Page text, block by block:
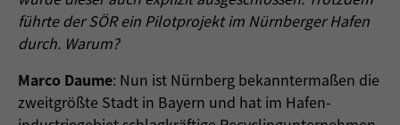
führte der SÖR ein Pilotprojekt im Nürnberger Hafen
durch. Warum?
Marco Daume: Nun ist Nürnberg bekanntermaßen die
zweitgrößte Stadt in Bayern und hat im Hafen-